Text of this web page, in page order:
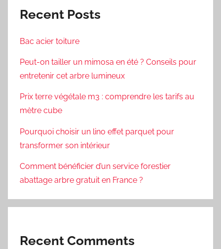
Recent Posts
Bac acier toiture
Peut-on tailler un mimosa en été ? Conseils pour
entretenir cet arbre lumineux
Prix terre végétale m3 : comprendre les tarifs au
mètre cube
Pourquoi choisir un lino effet parquet pour
transformer son intérieur
Comment bénéficier d’un service forestier
abattage arbre gratuit en France ?
Recent Comments